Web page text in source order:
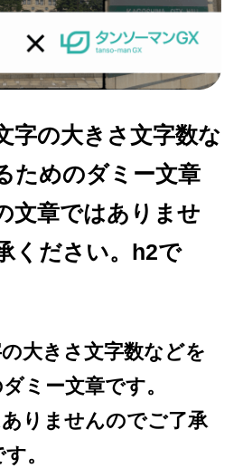
字の大きさ文字数な
ためのダミー文章
文章ではありませ
ください。h2で
大きさ文字数などを
ミー文章です。
りませんのでご了承
。